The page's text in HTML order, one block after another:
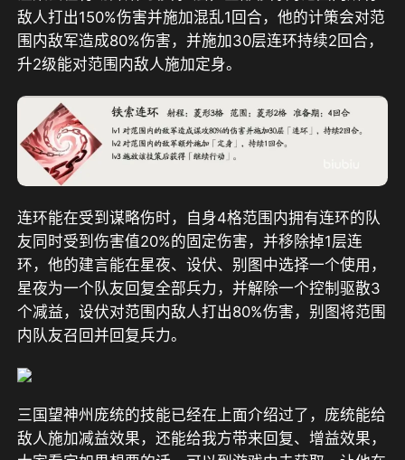
敌人打出150%伤害并施加混乱1回合，他的计策会对范
围内敌军造成80%伤害，并施加30层连环持续2回合，
升2级能对范围内敌人施加定身。
连环能在受到谋略伤时，自身4格范围内拥有连环的队
友同时受到伤害值20%的固定伤害，并移除掉1层连
环，他的建言能在星夜、设伏、别图中选择一个使用，
星夜为一个队友回复全部兵力，并解除一个控制驱散3
个减益，设伏对范围内敌人打出80%伤害，别图将范围
内队友召回并回复兵力。
三国望神州庞统的技能已经在上面介绍过了，庞统能给
敌人施加减益效果，还能给我方带来回复、增益效果，